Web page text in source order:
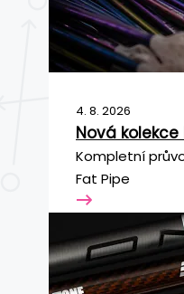
4. 8. 2026
Nová
Kompletní
Fat Pipe